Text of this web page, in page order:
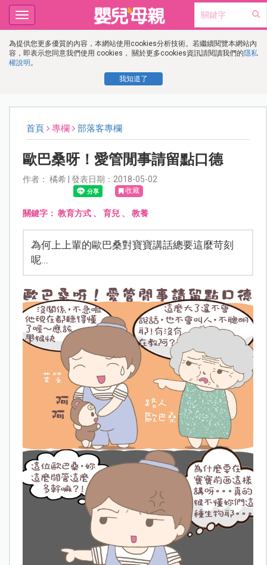
為提供您更多優質的內容，本網站使用cookies分析技術。若繼續閱覽本網站內
容，即表示您同意我們使用 cookies， 關於更多cookies資訊請閱讀我們的隱私
權說明 。
我知道了
Toggle
navigation
首頁 專欄 部落客專欄
歐巴桑呀！愛管閒事請留點口德
作者： 橘希 | 發表日期：2018-05-02
收藏
關鍵字： 教育方式、 育兒、 教養
為何上上輩的歐巴桑對寶寶講話總要這麼苛刻
呢...